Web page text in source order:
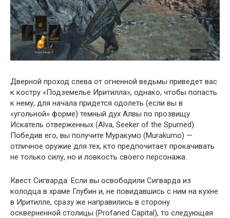
Дверной проход слева от огненной ведьмы приведет вас
к костру «Подземелье Иритилла», однако, чтобы попасть
к нему, для начала придется одолеть (если вы в
«угольной» форме) темный дух Алвы по прозвищу
Искатель отверженных (Alva, Seeker of the Spurned).
Победив его, вы получите Муракумо (Murakumo) —
отличное оружие для тех, кто предпочитает прокачивать
не только силу, но и ловкость своего персонажа.
Квест Сигварда: Если вы освободили Сигварда из
колодца в храме Глубин и, не повидавшись с ним на кухне
в Иритилле, сразу же направились в сторону
оскверненной столицы (Profaned Capital), то следующая